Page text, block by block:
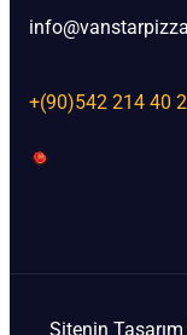
+(90)542 214 40
Sitenin Tasarım